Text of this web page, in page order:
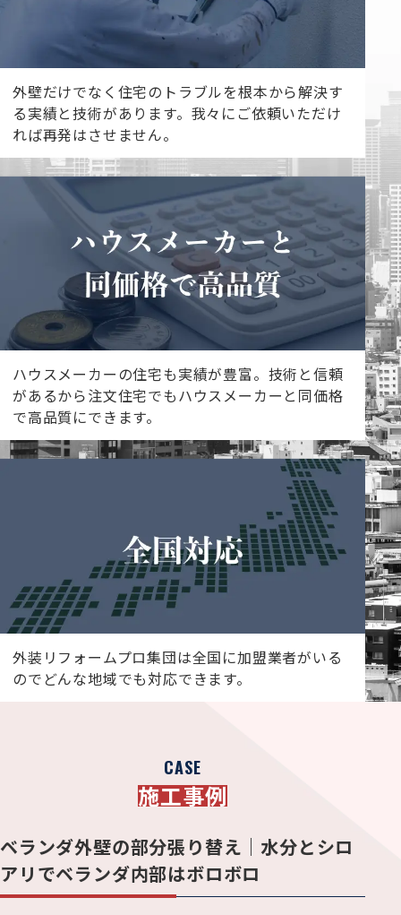
外壁だけでなく住宅のトラブルを根本から解決す
る実績と技術があります。我々にご依頼いただけ
れば再発はさせません。
ハウスメーカーの住宅も実績が豊富。技術と信頼
があるから注文住宅でもハウスメーカーと同価格
で高品質にできます。
外装リフォームプロ集団は全国に加盟業者がいる
のでどんな地域でも対応できます。
CASE
施工事例
ベランダ外壁の部分張り替え｜水分とシロ
アリでベランダ内部はボロボロ